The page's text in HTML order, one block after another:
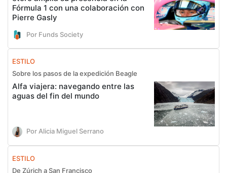
Fórmula 1 con una colaboración con
Pierre Gasly
Por Funds Society
ESTILO
Sobre los pasos de la expedición Beagle
Alfa viajera: navegando entre las
aguas del fin del mundo
Por Alicia Miguel Serrano
ESTILO
De Zúrich a San Francisco